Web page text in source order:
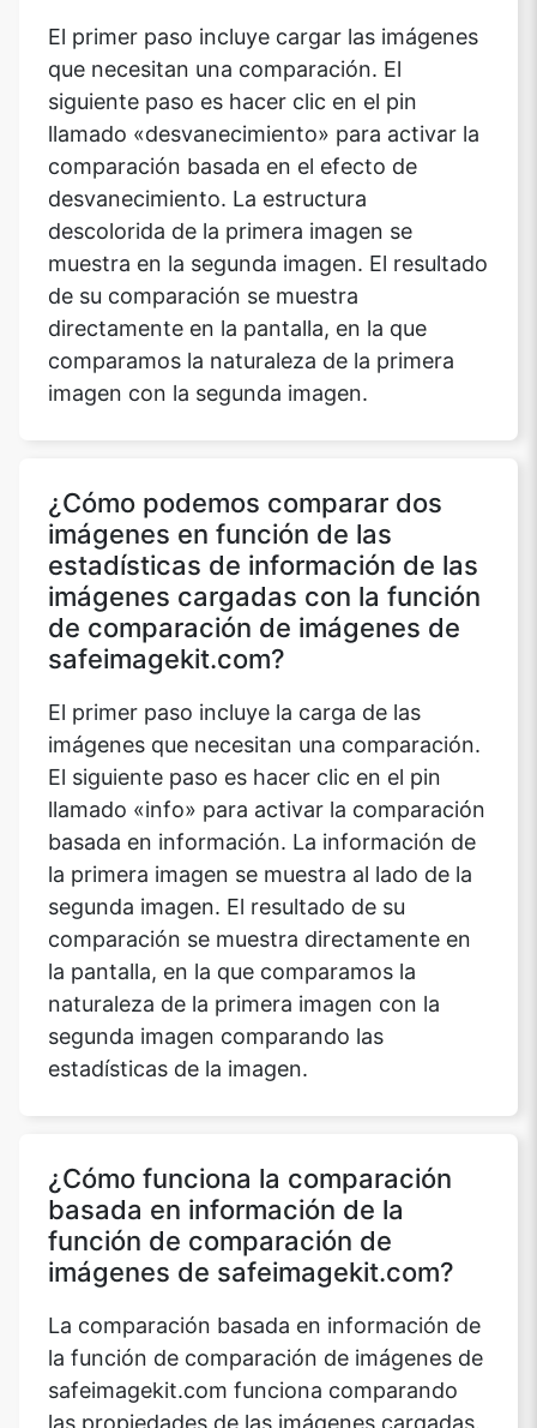
El primer paso incluye cargar las imágenes
que necesitan una comparación. El
siguiente paso es hacer clic en el pin
llamado «desvanecimiento» para activar la
comparación basada en el efecto de
desvanecimiento. La estructura
descolorida de la primera imagen se
muestra en la segunda imagen. El resultado
de su comparación se muestra
directamente en la pantalla, en la que
comparamos la naturaleza de la primera
imagen con la segunda imagen.
¿Cómo podemos comparar dos
imágenes en función de las
estadísticas de información de las
imágenes cargadas con la función
de comparación de imágenes de
safeimagekit.com?
El primer paso incluye la carga de las
imágenes que necesitan una comparación.
El siguiente paso es hacer clic en el pin
llamado «info» para activar la comparación
basada en información. La información de
la primera imagen se muestra al lado de la
segunda imagen. El resultado de su
comparación se muestra directamente en
la pantalla, en la que comparamos la
naturaleza de la primera imagen con la
segunda imagen comparando las
estadísticas de la imagen.
¿Cómo funciona la comparación
basada en información de la
función de comparación de
imágenes de safeimagekit.com?
La comparación basada en información de
la función de comparación de imágenes de
safeimagekit.com funciona comparando
las propiedades de las imágenes cargadas.